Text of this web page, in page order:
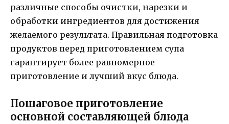
различные способы очистки, нарезки и
обработки ингредиентов для достижения
желаемого результата. Правильная подготовка
продуктов перед приготовлением супа
гарантирует более равномерное
приготовление и лучший вкус блюда.
Пошаговое приготовление
основной составляющей блюда